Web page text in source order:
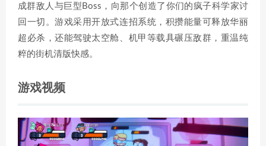
成群敌人与巨型Boss，向那个创造了你们的疯子科学家讨
回一切。游戏采用开放式连招系统，积攒能量可释放华丽
超必杀，还能驾驶太空舱、机甲等载具碾压敌群，重温纯
粹的街机清版快感。
游戏视频